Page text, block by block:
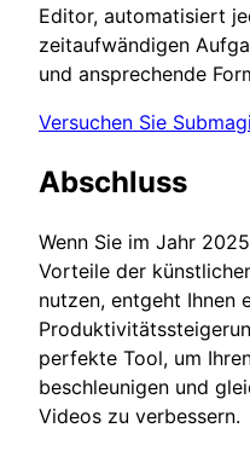
Editor, automatisiert
zeitaufwändigen
und ansprechende
Versuchen Sie
Abschluss
Wenn Sie im Jahr
Vorteile der
nutzen, entgeht Ihnen
perfekte Tool, um
beschleunigen und
Videos zu verbessern.